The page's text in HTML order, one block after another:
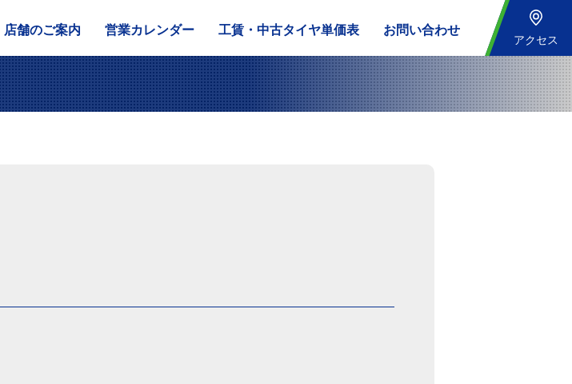
店舗のご案内 営業カレンダー 工賃・中古タイヤ単価表 お問い合わせ
アクセス